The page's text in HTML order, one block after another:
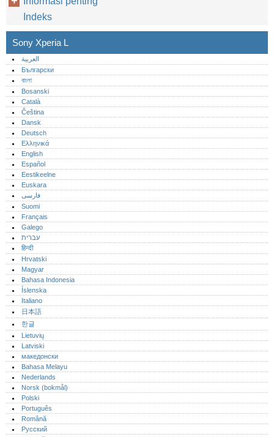
Indeks
Sony Xperia L
العربية
Български
বাংলা
Bosanski
Català
Čeština
Dansk
Deutsch
Ελληνικά
English
Español
Eestikeelne
Euskara
فارسی
Suomi
Français
Galego
עברית
हिन्दी
Hrvatski
Magyar
Bahasa Indonesia
Íslenska
Italiano
日本語
한글
Lietuvių
Latviski
македонски
Bahasa Melayu
Nederlands
Norsk (bokmål)‎
Polski
Português‎
Română
Русский